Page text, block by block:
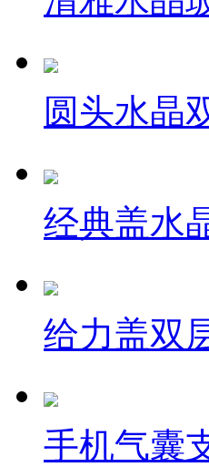
圆头水晶
经典盖水
给力盖双
手机气囊